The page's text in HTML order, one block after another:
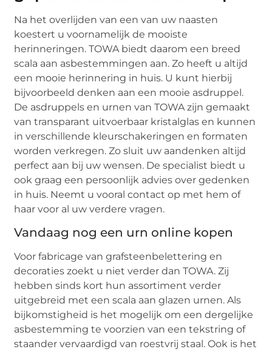
Na het overlijden van een van uw naasten
koestert u voornamelijk de mooiste
herinneringen. TOWA biedt daarom een breed
scala aan asbestemmingen aan. Zo heeft u altijd
een mooie herinnering in huis. U kunt hierbij
bijvoorbeeld denken aan een mooie asdruppel.
De asdruppels en urnen van TOWA zijn gemaakt
van transparant uitvoerbaar kristalglas en kunnen
in verschillende kleurschakeringen en formaten
worden verkregen. Zo sluit uw aandenken altijd
perfect aan bij uw wensen. De specialist biedt u
ook graag een persoonlijk advies over gedenken
in huis. Neemt u vooral contact op met hem of
haar voor al uw verdere vragen.
Vandaag nog een urn online kopen
Voor fabricage van grafsteenbelettering en
decoraties zoekt u niet verder dan TOWA. Zij
hebben sinds kort hun assortiment verder
uitgebreid met een scala aan glazen urnen. Als
bijkomstigheid is het mogelijk om een dergelijke
asbestemming te voorzien van een tekstring of
staander vervaardigd van roestvrij staal. Ook is het